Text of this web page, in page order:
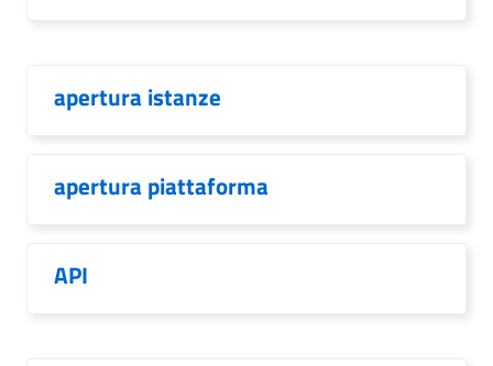
apertura istanze
apertura piattaforma
API